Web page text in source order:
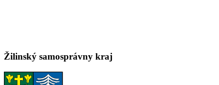
Žilinský samosprávny kraj